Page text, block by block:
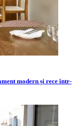
modern și rece într-